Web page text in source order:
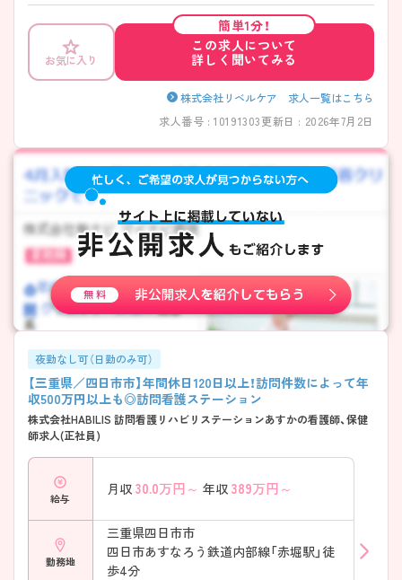
接対策ポイントなど、さらに詳細をお話しいたしますのでお気軽にご相
談ください！
お気に入り
簡単1分！
この求人について
詳しく聞いてみる
株式会社リベルケア 求人一覧はこちら
求人番号 : 10191303更新日 : 2026年7月2日
夜勤なし可（日勤のみ可）
【三重県／四日市市】年間休日120日以上！訪問件数によって年
収500万円以上も◎訪問看護ステーション
株式会社HABILIS 訪問看護リハビリステーションあすかの看護師、保健
師求人(正社員)
給与
月収 30.0万円～ 年収 389万円～
勤務地
三重県四日市市
四日市あすなろう鉄道内部線「赤堀駅」徒
歩4分